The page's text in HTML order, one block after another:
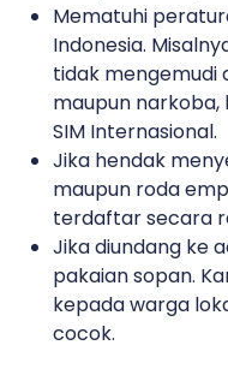
Mematuhi
Indonesia.
tidak mengemudi
maupun narkoba,
SIM Internasional.
Jika hendak
maupun roda
terdaftar secara
Jika diundang ke
pakaian sopan.
kepada warga
cocok.